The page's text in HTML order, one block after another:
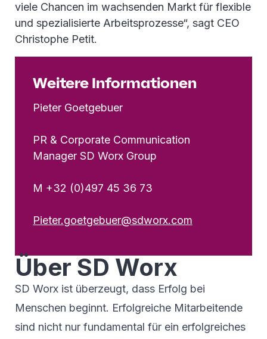
viele Chancen im wachsenden Markt für flexible
und spezialisierte Arbeitsprozesse“, sagt CEO
Christophe Petit.
Weitere Informationen
Pieter Goetgebuer
PR & Corporate Communication
Manager SD Worx Group
M +32 (0)497 45 36 73
Pieter.goetgebuer@sdworx.com
Über SD Worx
SD Worx ist überzeugt, dass Erfolg bei
Menschen beginnt. Erfolgreiche Mitarbeitende
sind nicht nur fundamental für ein erfolgreiches